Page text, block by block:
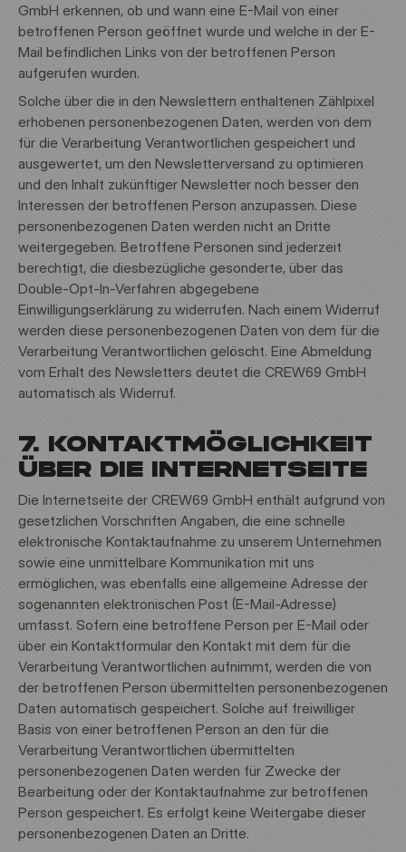
GmbH erkennen, ob und wann eine E-Mail von einer
betroffenen Person geöffnet wurde und welche in der E-
Mail befindlichen Links von der betroffenen Person
aufgerufen wurden.
Solche über die in den Newslettern enthaltenen Zählpixel
erhobenen personenbezogenen Daten, werden von dem
für die Verarbeitung Verantwortlichen gespeichert und
ausgewertet, um den Newsletterversand zu optimieren
und den Inhalt zukünftiger Newsletter noch besser den
Interessen der betroffenen Person anzupassen. Diese
personenbezogenen Daten werden nicht an Dritte
weitergegeben. Betroffene Personen sind jederzeit
berechtigt, die diesbezügliche gesonderte, über das
Double-Opt-In-Verfahren abgegebene
Einwilligungserklärung zu widerrufen. Nach einem Widerruf
werden diese personenbezogenen Daten von dem für die
Verarbeitung Verantwortlichen gelöscht. Eine Abmeldung
vom Erhalt des Newsletters deutet die CREW69 GmbH
automatisch als Widerruf.
7. KONTAKTMÖGLICHKEIT
ÜBER DIE INTERNETSEITE
Die Internetseite der CREW69 GmbH enthält aufgrund von
gesetzlichen Vorschriften Angaben, die eine schnelle
elektronische Kontaktaufnahme zu unserem Unternehmen
sowie eine unmittelbare Kommunikation mit uns
ermöglichen, was ebenfalls eine allgemeine Adresse der
sogenannten elektronischen Post (E-Mail-Adresse)
umfasst. Sofern eine betroffene Person per E-Mail oder
über ein Kontaktformular den Kontakt mit dem für die
Verarbeitung Verantwortlichen aufnimmt, werden die von
der betroffenen Person übermittelten personenbezogenen
Daten automatisch gespeichert. Solche auf freiwilliger
Basis von einer betroffenen Person an den für die
Verarbeitung Verantwortlichen übermittelten
personenbezogenen Daten werden für Zwecke der
Bearbeitung oder der Kontaktaufnahme zur betroffenen
Person gespeichert. Es erfolgt keine Weitergabe dieser
personenbezogenen Daten an Dritte.